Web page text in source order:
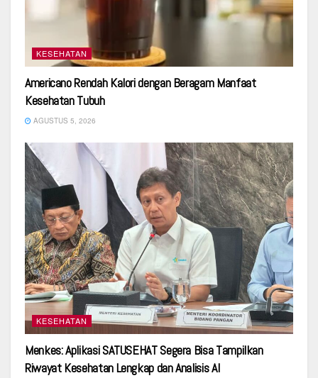
KESEHATAN
Americano Rendah Kalori dengan Beragam Manfaat
Kesehatan Tubuh
AGUSTUS 5, 2026
KESEHATAN
Menkes: Aplikasi SATUSEHAT Segera Bisa Tampilkan
Riwayat Kesehatan Lengkap dan Analisis AI